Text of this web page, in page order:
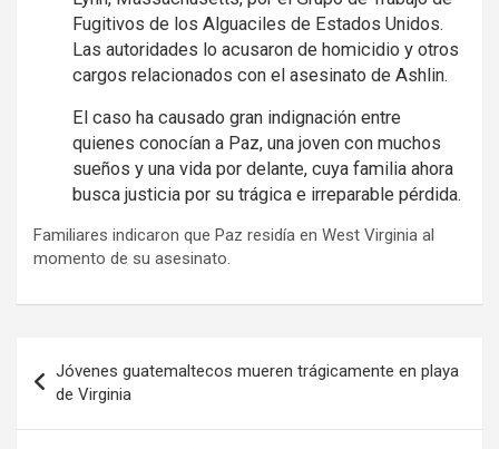
Fugitivos de los Alguaciles de Estados Unidos.
Las autoridades lo acusaron de homicidio y otros
cargos relacionados con el asesinato de Ashlin.
El caso ha causado gran indignación entre
quienes conocían a Paz, una joven con muchos
sueños y una vida por delante, cuya familia ahora
busca justicia por su trágica e irreparable pérdida.
Familiares indicaron que Paz residía en West Virginia al
momento de su asesinato.
de
entradas
Jóvenes guatemaltecos mueren trágicamente en playa
de Virginia